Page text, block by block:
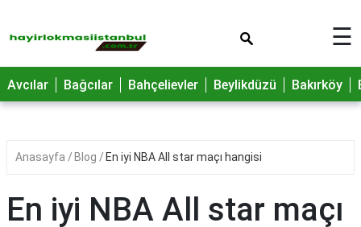
☰
Avcılar Bağcılar Bahçelievler Beylikdüzü Bakırköy
Anasayfa Blog En iyi NBA All star maçı hangisi
En iyi NBA All star maçı